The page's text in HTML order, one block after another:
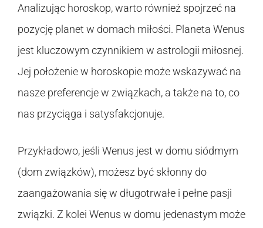
Analizując horoskop, warto również spojrzeć na
pozycję planet w domach miłości. Planeta Wenus
jest kluczowym czynnikiem w astrologii miłosnej.
Jej położenie w horoskopie może wskazywać na
nasze preferencje w związkach, a także na to, co
nas przyciąga i satysfakcjonuje.
Przykładowo, jeśli Wenus jest w domu siódmym
(dom związków), możesz być skłonny do
zaangażowania się w długotrwałe i pełne pasji
związki. Z kolei Wenus w domu jedenastym może